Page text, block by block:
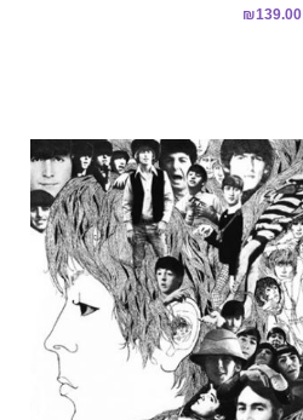
₪139.00